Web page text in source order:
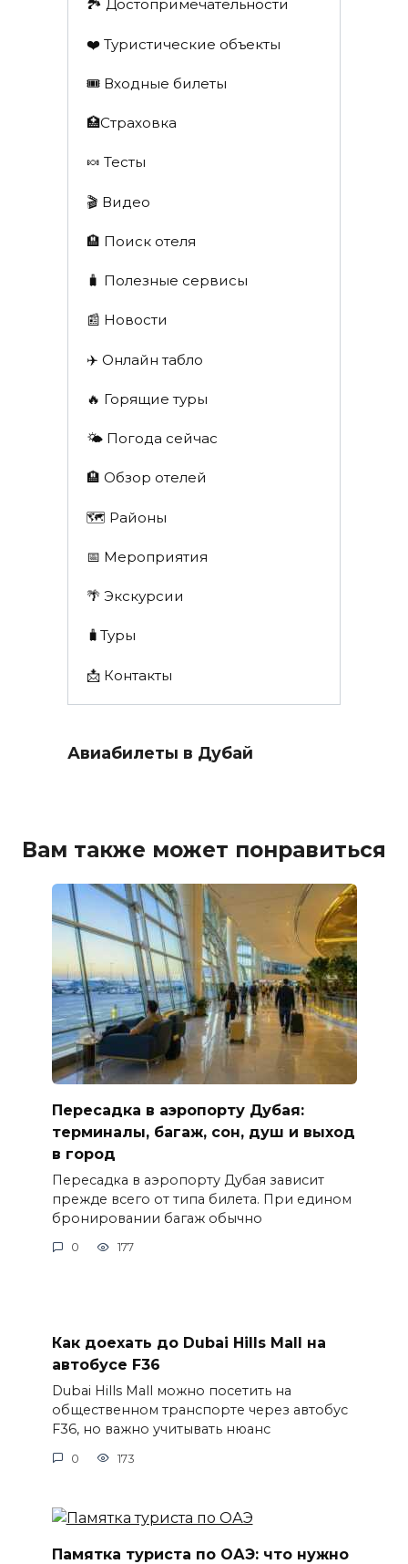
🏞️ Достопримечательности
❤️ Туристические объекты
🎟️ Входные билеты
🏥Страховка
🍬 Тесты
🎬 Видео
🏨 Поиск отеля
🧳 Полезные сервисы
📰 Новости
✈️ Онлайн табло
🔥 Горящие туры
🌤️ Погода сейчас
🏨 Обзор отелей
🗺 Районы
📅 Мероприятия
🌴 Экскурсии
🧳Туры
📩 Контакты
Авиабилеты в Дубай
Вам также может понравиться
Пересадка в аэропорту Дубая:
терминалы, багаж, сон, душ и выход
в город
Пересадка в аэропорту Дубая зависит
прежде всего от типа билета. При едином
бронировании багаж обычно
0 177
Как доехать до Dubai Hills Mall на
автобусе F36
Dubai Hills Mall можно посетить на
общественном транспорте через автобус
F36, но важно учитывать нюанс
0 173
Памятка туриста по ОАЭ: что нужно